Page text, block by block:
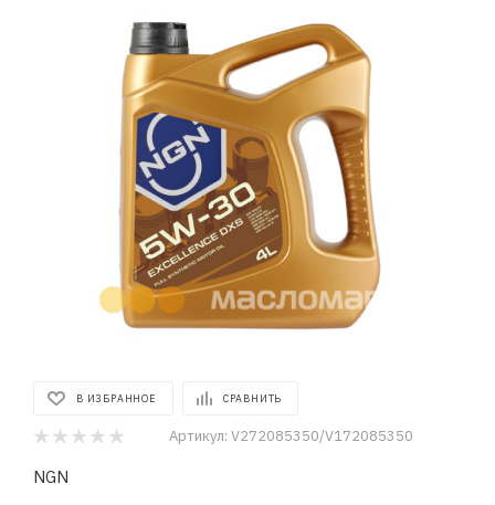
В ИЗБРАННОЕ СРАВНИТЬ
Артикул: V272085350/V172085350
NGN